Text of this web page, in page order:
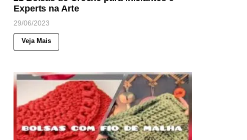
Experts na Arte
29/06/2023
Veja Mais